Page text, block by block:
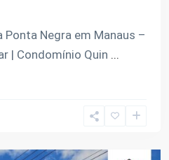
Ponta Negra em Manaus –
| Condomínio Quin ...